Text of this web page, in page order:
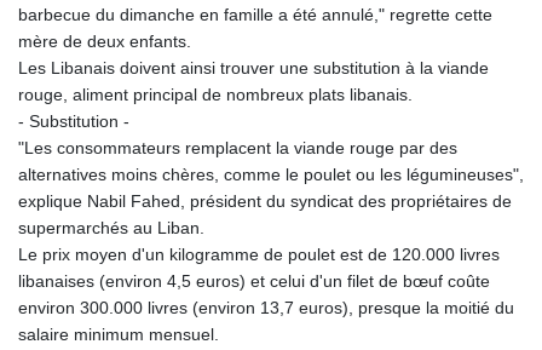
barbecue du dimanche en famille a été annulé," regrette cette
mère de deux enfants.
Les Libanais doivent ainsi trouver une substitution à la viande
rouge, aliment principal de nombreux plats libanais.
- Substitution -
"Les consommateurs remplacent la viande rouge par des
alternatives moins chères, comme le poulet ou les légumineuses",
explique Nabil Fahed, président du syndicat des propriétaires de
supermarchés au Liban.
Le prix moyen d'un kilogramme de poulet est de 120.000 livres
libanaises (environ 4,5 euros) et celui d'un filet de bœuf coûte
environ 300.000 livres (environ 13,7 euros), presque la moitié du
salaire minimum mensuel.